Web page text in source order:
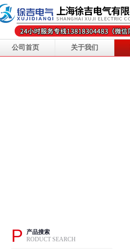
公司首页 关于我们
P
产品搜索
RODUCT SEARCH